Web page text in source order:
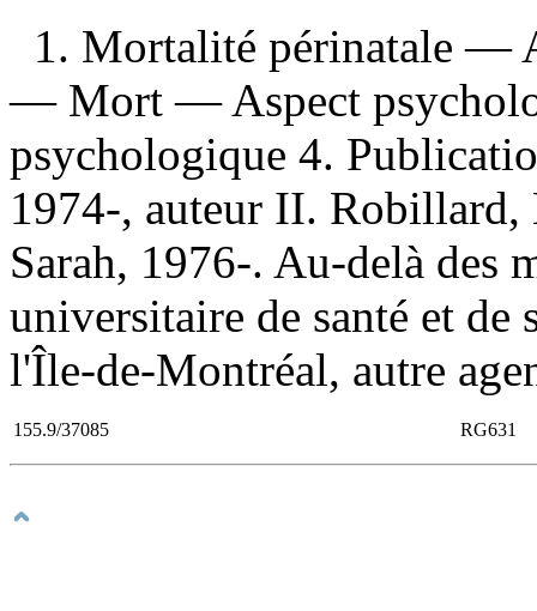
1. Mortalité périnatale —
— Mort — Aspect
psychologique 4.
1974-, auteur II.
Sarah, 1976-. Au-delà des
universitaire de santé et de
l'Île-de-Montréal, autre
155.9/37085 RG631